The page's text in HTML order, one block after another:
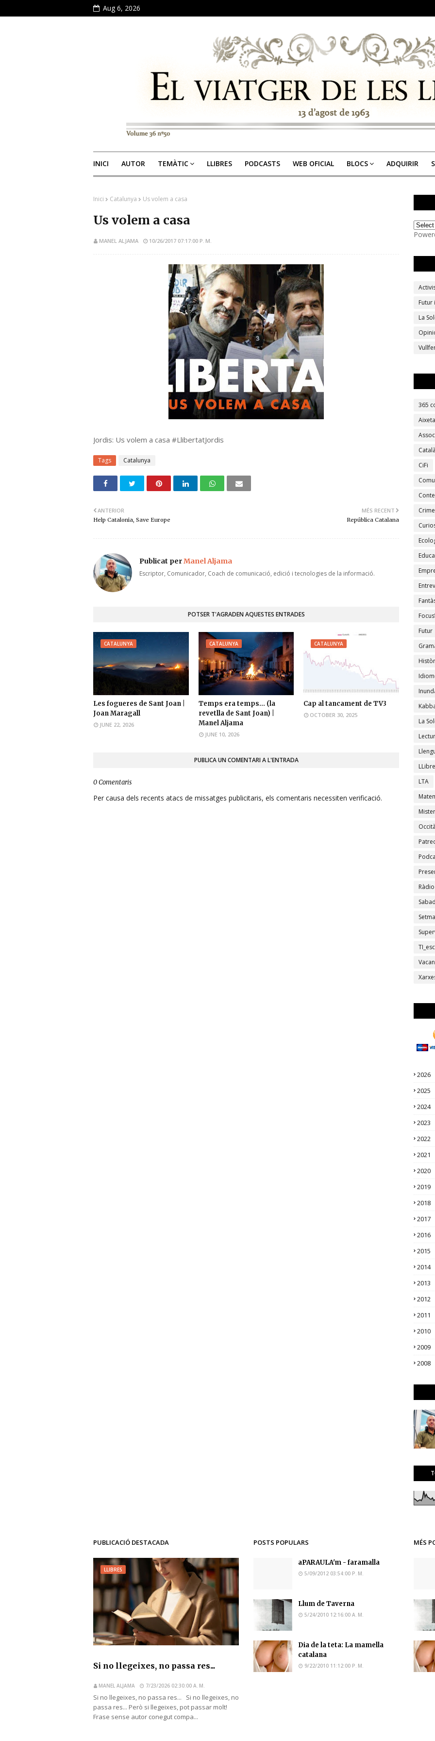
Aug 6, 2026
INICI AUTOR TEMÀTIC LLIBRES PODCASTS WEB OFICIAL BLOCS ADQUIRIR
Inici Catalunya Us volem a casa
Us volem a casa
MANEL ALJAMA 10/26/2017 07:17:00 P. M.
Jordis: Us volem a casa #LlibertatJordis
Tags Catalunya
MÉS RECENT
República Catalana
ANTERIOR
Help Catalonia, Save Europe
Publicat perManel Aljama
Escriptor, Comunicador, Coach de comunicació, edició i tecnologies de la informació.
POTSER T'AGRADEN AQUESTES ENTRADES
CATALUNYA
Les fogueres de Sant Joan |
Joan Maragall
JUNE 22, 2026
CATALUNYA
Temps era temps... (la
revetlla de Sant Joan) |
Manel Aljama
JUNE 10, 2026
CATALUNYA
Cap al tancament de TV3
OCTOBER 30, 2025
PUBLICA UN COMENTARI A L'ENTRADA
0 Comentaris
Per causa dels recents atacs de missatges publicitaris, els comentaris necessiten verificació.
Futur
La
365
Aixeta
Català
CiFi
Futur
La
LTA
Ràdio
2026
2025
2024
2023
2022
2021
2020
2019
2018
2017
2016
2015
2014
2013
2012
2011
2010
2009
2008
PUBLICACIÓ DESTACADA
LLIBRES
Si no llegeixes, no passa res...
MANEL ALJAMA 7/23/2026 02:30:00 A. M.
Si no llegeixes, no passa res... Si no llegeixes, no
passa res... Però si llegeixes, pot passar molt!
Frase sense autor conegut compa...
POSTS POPULARS
aPARAULA'm - faramalla
5/09/2012 03:54:00 P. M.
Llum de Taverna
5/24/2010 12:16:00 A. M.
Dia de la teta: La mamella
catalana
9/22/2010 11:12:00 P. M.
MÉS